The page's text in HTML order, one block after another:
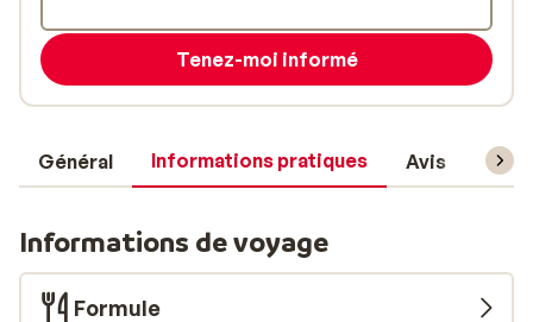
Général Informations pratiques Avis
Informations de voyage
Formule
Tenez-moi informé